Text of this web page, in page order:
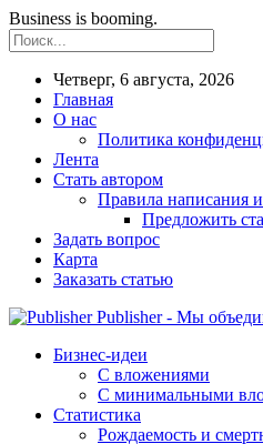
Business is booming.
Четверг, 6 августа, 2026
Главная
О нас
Политика
Лента
Стать автором
Правила написания
Предложить
Задать вопрос
Карта
Заказать статью
Publisher - Мы
Бизнес-идеи
С вложениями
С минимальными
Статистика
Рождаемость и